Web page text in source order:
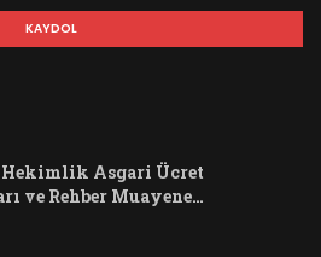
Hekimlik Asgari Ücret
ve Rehber Muayene…